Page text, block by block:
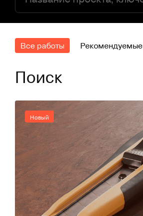
Все работы Рекомендуемые
Поиск
Новый